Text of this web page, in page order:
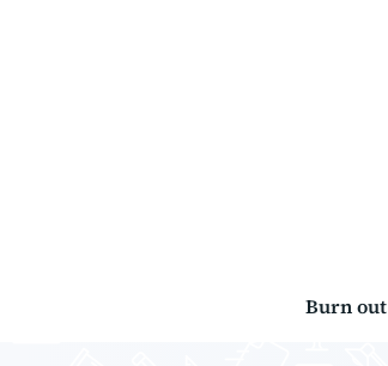
Burn out